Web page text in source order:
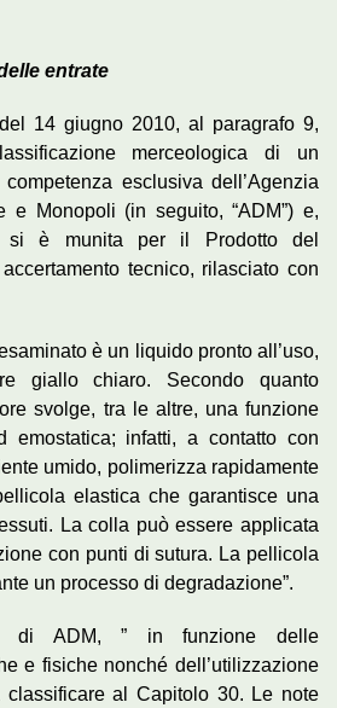
entrate
14 giugno 2010, al paragrafo 9,
merceologica di un
esclusiva dell’Agenzia
e Monopoli (in seguito, “ADM”) e,
si è munita per il Prodotto del
tecnico, rilasciato con
è un liquido pronto all’uso,
giallo chiaro. Secondo quanto
svolge, tra le altre, una funzione
emostatica; infatti, a contatto con
umido, polimerizza rapidamente
elastica che garantisce una
La colla può essere applicata
con punti di sutura. La pellicola
un processo di degradazione”.
di ADM, ” in funzione delle
e fisiche nonché dell’utilizzazione
al Capitolo 30. Le note